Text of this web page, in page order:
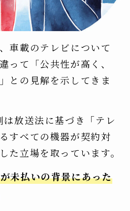
車載のテレビについて
って「公共性が高く、
との見解を示してきま
放送法に基づき「テレ
すべての機器が契約対
た立場を取っています。
未払いの背景にあった